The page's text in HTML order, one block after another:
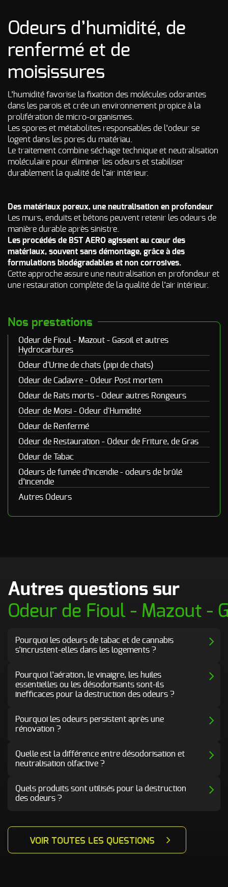
Odeurs d’humidité, de
renfermé et de
moisissures
L’humidité favorise la fixation des molécules odorantes
dans les parois et crée un environnement propice à la
prolifération de micro-organismes.
Les spores et métabolites responsables de l’odeur se
logent dans les pores du matériau.
Le traitement combine séchage technique et neutralisation
moléculaire pour éliminer les odeurs et stabiliser
durablement la qualité de l’air intérieur.
Des matériaux poreux, une neutralisation en profondeur
Les murs, enduits et bétons peuvent retenir les odeurs de
manière durable après sinistre.
Les procédés de BST AERO agissent au cœur des
matériaux, souvent sans démontage, grâce à des
formulations biodégradables et non corrosives.
Cette approche assure une neutralisation en profondeur et
une restauration complète de la qualité de l’air intérieur.
Nos prestations
Odeur de Fioul - Mazout - Gasoil et autres
Hydrocarbures
Odeur d'Urine de chats (pipi de chats)
Odeur de Cadavre - Odeur Post mortem
Odeur de Rats morts - Odeur autres Rongeurs
Odeur de Moisi - Odeur d'Humidité
Odeur de Renfermé
Odeur de Restauration - Odeur de Friture, de Gras
Odeur de Tabac
Odeurs de fumée d’incendie - odeurs de brûlé
d’incendie
Autres Odeurs
Autres questions sur
Odeur de Fioul - Mazout -
Pourquoi les odeurs de tabac et de cannabis
s’incrustent-elles dans les logements ?
Pourquoi l’aération, le vinaigre, les huiles
essentielles ou les désodorisants sont-ils
inefficaces pour la destruction des odeurs ?
Pourquoi les odeurs persistent après une
rénovation ?
Quelle est la différence entre désodorisation et
neutralisation olfactive ?
Quels produits sont utilisés pour la destruction
des odeurs ?
VOIR TOUTES LES QUESTIONS